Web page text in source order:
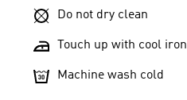
Do not dry clean
Touch up with cool iron
Machine wash cold